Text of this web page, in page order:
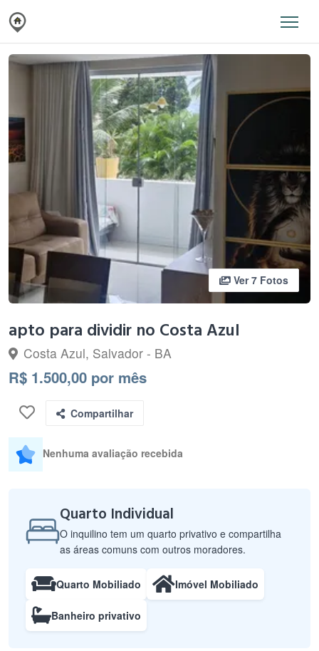
Ver 7 Fotos
apto para dividir no Costa Azul
Costa Azul, Salvador - BA
R$ 1.500,00 por mês
Compartilhar
Nenhuma avaliação recebida
Quarto Individual
O inquilino tem um quarto privativo e compartilha
as áreas comuns com outros moradores.
Quarto Mobiliado Imóvel Mobiliado
Banheiro privativo